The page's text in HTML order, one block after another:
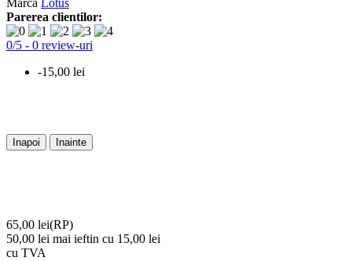
Marca Lotus
Parerea clientilor:
0/5 - 0 review-uri
-15,00 lei
Inapoi Inainte
65,00 lei(RP)
50,00 lei mai ieftin cu 15,00 lei
cu TVA